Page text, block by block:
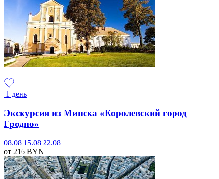
1 день
Экскурсия из Минска «Королевский город
Гродно»
08.08 15.08 22.08
от 216 BYN